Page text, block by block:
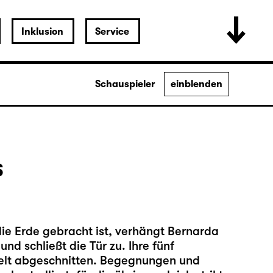
Inklusion Service
Schauspieler einblenden
Erde gebracht ist, verhängt Bernarda
schließt die Tür zu. Ihre fünf
abgeschnitten. Begegnungen und